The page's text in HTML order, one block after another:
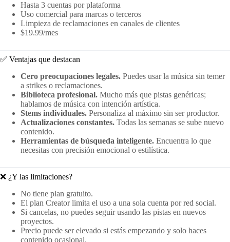
Hasta 3 cuentas por plataforma
Uso comercial para marcas o terceros
Limpieza de reclamaciones en canales de clientes
$19.99/mes
✅ Ventajas que destacan
Cero preocupaciones legales. Puedes usar la música sin temer
a strikes o reclamaciones.
Biblioteca profesional. Mucho más que pistas genéricas;
hablamos de música con intención artística.
Stems individuales. Personaliza al máximo sin ser productor.
Actualizaciones constantes. Todas las semanas se sube nuevo
contenido.
Herramientas de búsqueda inteligente. Encuentra lo que
necesitas con precisión emocional o estilística.
❌ ¿Y las limitaciones?
No tiene plan gratuito.
El plan Creator limita el uso a una sola cuenta por red social.
Si cancelas, no puedes seguir usando las pistas en nuevos
proyectos.
Precio puede ser elevado si estás empezando y solo haces
contenido ocasional.